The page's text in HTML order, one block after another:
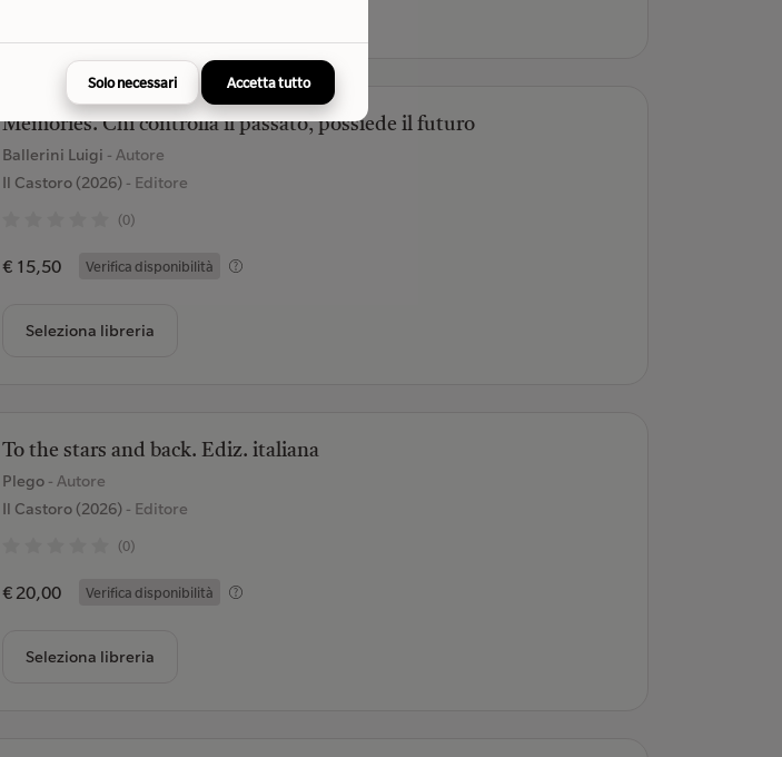
Memories. Chi controlla il passato, possiede il futuro
Ballerini Luigi - Autore
Il Castoro (2026)- Editore
(0)
€ 15,50 Verifica disponibilità
Seleziona libreria
To the stars and back. Ediz. italiana
Plego - Autore
Il Castoro (2026)- Editore
(0)
€ 20,00 Verifica disponibilità
Seleziona libreria
Solo necessari Accetta tutto